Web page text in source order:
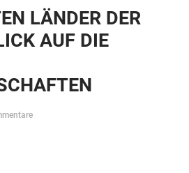
LÄNDER DER
AUF DIE